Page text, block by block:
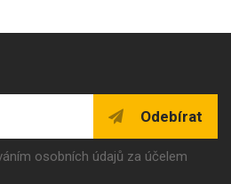
Odebírat
osobních údajů za účelem